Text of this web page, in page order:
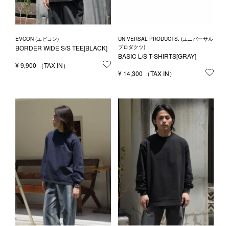
EVCON (エビコン)
BORDER WIDE S/S TEE[BLACK]
¥9,900
UNIVERSAL PRODUCTS. (ユニバーサル
プロダクツ)
BASIC L/S T-SHIRTS[GRAY]
¥ 14,300